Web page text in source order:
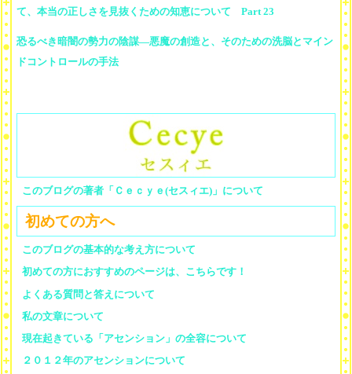
て、本当の正しさを見抜くための知恵について Part 23
恐るべき暗闇の勢力の陰謀―悪魔の創造と、そのための洗脳とマイン
ドコントロールの手法
このブログの著者「Ｃｅｃｙｅ(セスィエ)」について
初めての方へ
このブログの基本的な考え方について
初めての方におすすめのページは、こちらです！
よくある質問と答えについて
私の文章について
現在起きている「アセンション」の全容について
２０１２年のアセンションについて